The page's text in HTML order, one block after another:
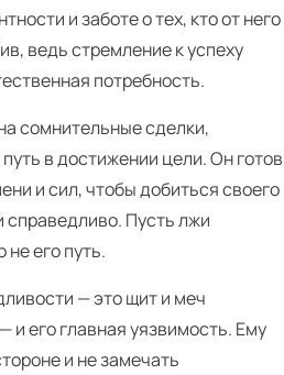
и заботе о тех, кто от него
ведь стремление к успеху
потребность.
сомнительные сделки,
в достижении цели. Он готов
и сил, чтобы добиться своего
справедливо. Пусть лжи
его путь.
— это щит и меч
и его главная уязвимость. Ему
и не замечать